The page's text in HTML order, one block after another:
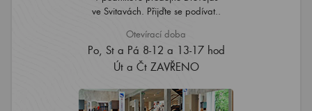
ve Svitavách. Přijďte se podívat..
Otevírací doba
Po, St a Pá 8-12 a 13-17 hod
Út a Čt ZAVŘENO